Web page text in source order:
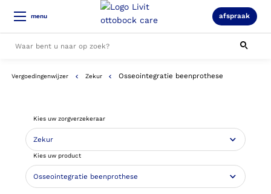
menu afspraak
Alle resultaten
Vergoedingenwijzer Zekur Osseointegratie beenprothese
Kies uw zorgverzekeraar
Kies uw product